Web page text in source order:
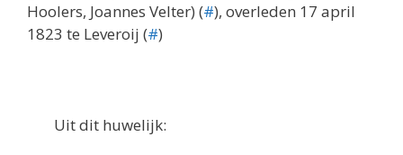
Hoolers, Joannes Velter) (#), overleden 17 april
1823 te Leveroij (#)
Uit dit huwelijk: